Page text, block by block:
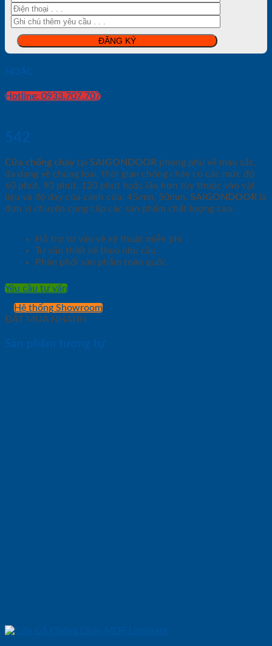
HOẶC
Hotline: 0933.707.707
542
Cửa chống cháy tại SAIGONDOOR phong phú về màu sắc,
đa dạng về chủng loại, thời gian chống cháy có các mức độ
60 phút, 90 phút, 120 phút hoặc lâu hơn tùy thuộc vào vật
liệu và độ dày của cánh cửa: 45mm, 50mm. SAIGONDOOR là
đơn vị chuyên cung cấp các sản phẩm chất lượng cao.
Hỗ trợ tư vấn về kỹ thuật miễn phí
Tư vấn thiết kế theo nhu cầu
Phân phối sản phẩm toàn quốc
Yêu cầu tư vấn
Hệ thống Showroom
ĐẶT MUA NHANH
Sản phẩm tương tự